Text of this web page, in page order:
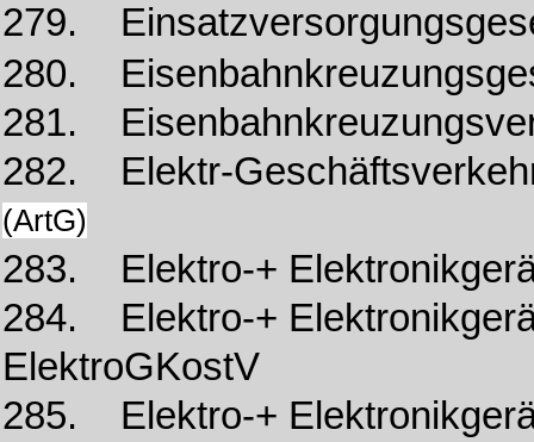
279.
280.
281.
282. Elektr-
(ArtG)
283. Elektro-+
284. Elektro-+
ElektroGKostV
285. Elektro-+